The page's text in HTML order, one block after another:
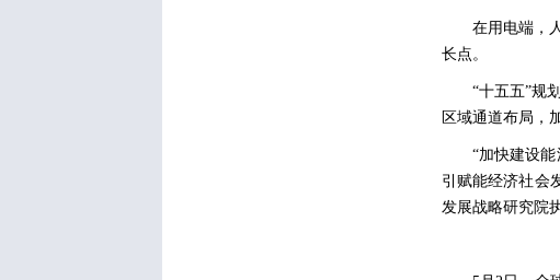
在用电端，
长点。
“十五五”规
区域通道布局，
“加快建设
引赋能经济社会
发展战略研究院